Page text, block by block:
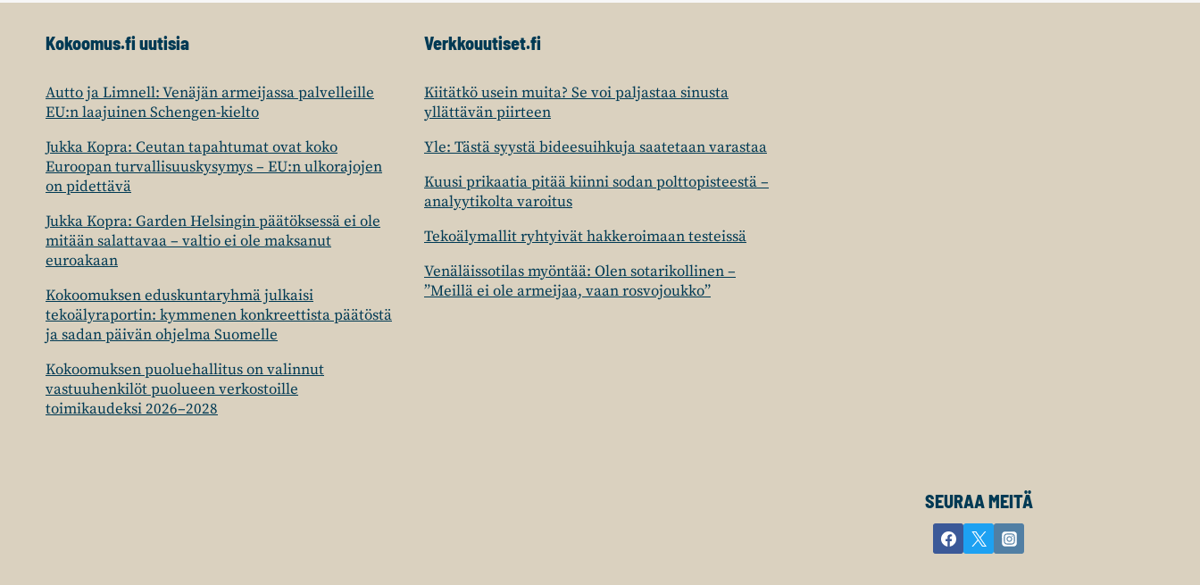
Kokoomus.fi uutisia
Autto ja Limnell: Venäjän armeijassa palvelleille
EU:n laajuinen Schengen-kielto
Jukka Kopra: Ceutan tapahtumat ovat koko
Euroopan turvallisuuskysymys – EU:n ulkorajojen
on pidettävä
Jukka Kopra: Garden Helsingin päätöksessä ei ole
mitään salattavaa – valtio ei ole maksanut
euroakaan
Kokoomuksen eduskuntaryhmä julkaisi
tekoälyraportin: kymmenen konkreettista päätöstä
ja sadan päivän ohjelma Suomelle
Kokoomuksen puoluehallitus on valinnut
vastuuhenkilöt puolueen verkostoille
toimikaudeksi 2026–2028
Verkkouutiset.fi
Kiitätkö usein muita? Se voi paljastaa sinusta
yllättävän piirteen
Yle: Tästä syystä bideesuihkuja saatetaan varastaa
Kuusi prikaatia pitää kiinni sodan polttopisteestä –
analyytikolta varoitus
Tekoälymallit ryhtyivät hakkeroimaan testeissä
Venäläissotilas myöntää: Olen sotarikollinen –
”Meillä ei ole armeijaa, vaan rosvojoukko”
SEURAA MEITÄ